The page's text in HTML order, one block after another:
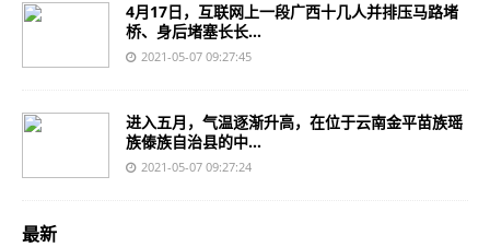
4月17日，互联网上一段广西十几人并排压马路堵
桥、身后堵塞长长...
2021-05-07 09:27:45
进入五月，气温逐渐升高，在位于云南金平苗族瑶
族傣族自治县的中...
2021-05-07 09:27:24
最新